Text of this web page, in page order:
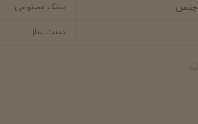
جنس سنگ مصنوعی
دست ساز